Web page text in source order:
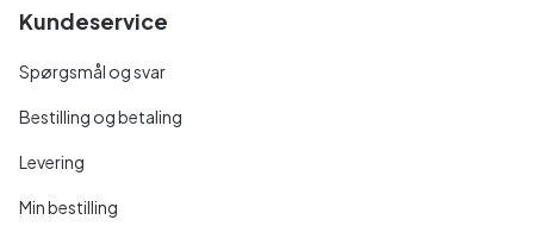
Kundeservice
Spørgsmål og svar
Bestilling og betaling
Levering
Min bestilling